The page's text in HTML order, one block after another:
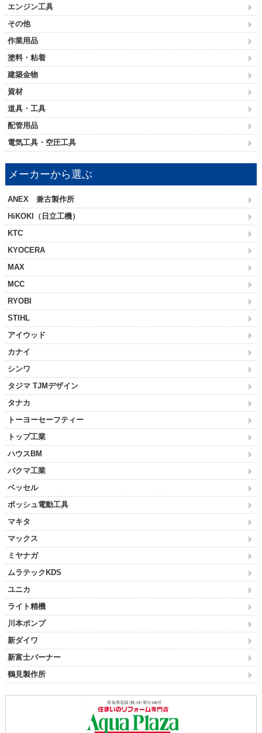
エンジン工具
その他
作業用品
塗料・粘着
建築金物
資材
道具・工具
配管用品
電気工具・空圧工具
メーカーから選ぶ
ANEX 兼古製作所
HiKOKI（日立工機）
KTC
KYOCERA
MAX
MCC
RYOBI
STIHL
アイウッド
カナイ
シンワ
タジマ TJMデザイン
タナカ
トーヨーセーフティー
トップ工業
ハウスBM
バクマ工業
ベッセル
ボッシュ電動工具
マキタ
マックス
ミヤナガ
ムラテックKDS
ユニカ
ライト精機
川本ポンプ
新ダイワ
新富士バーナー
鶴見製作所